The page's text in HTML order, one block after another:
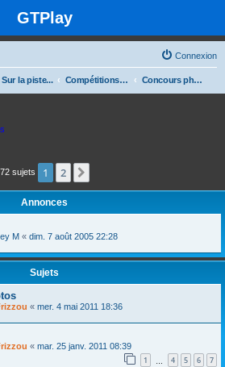
GTPlay
Connexion
Sur la piste... Compétitions Offline Concours photos
72 sujets 1 2
Annonces
M « dim. 7 août 2005 22:28
Sujets
« mer. 4 mai 2011 18:36
« mar. 25 janv. 2011 08:39
1 4 5 6 7